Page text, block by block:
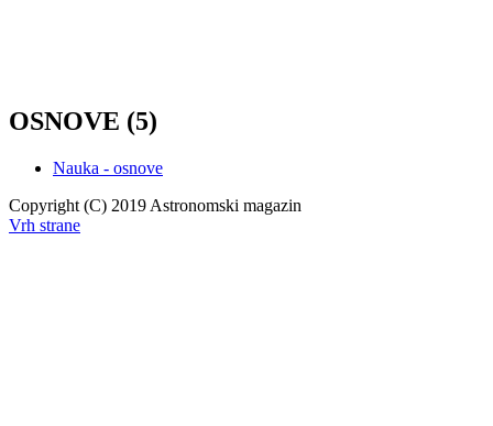
OSNOVE (5)
Nauka - osnove
Copyright (C) 2019 Astronomski magazin
Vrh strane